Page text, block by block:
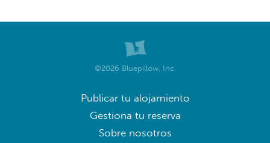
©2026 Bluepillow, Inc.
Publicar tu alojamiento
Gestiona tu reserva
Sobre nosotros